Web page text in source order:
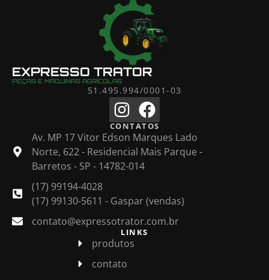
EXPRESSO TRATOR
PEÇAS E MÁQUINAS AGRÍCOLAS
51.495.994/0001-03
CONTATOS
Av. MP 17 Vitor Edson Marques Lado
Norte, 622 - Residencial Mais Parque -
Barretos - SP - 14782-014
(17) 99194-4028
(17) 99130-5611 - Gaspar (vendas)
contato@expressotrator.com.br
LINKS
produtos
contato